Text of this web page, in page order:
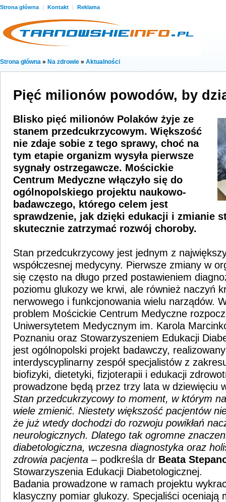
Strona główna | Kontakt | Reklama
Strona główna » Na zdrowie » Aktualności
Pięć milionów powodów, by
Blisko pięć milionów Polaków żyje ze
stanem przedcukrzycowym. Większość
nie zdaje sobie z tego sprawy, choć na
tym etapie organizm wysyła pierwsze
sygnały ostrzegawcze. Mościckie
Centrum Medyczne włączyło się do
ogólnopolskiego projektu naukowo-
badawczego, którego celem jest
sprawdzenie, jak dzięki edukacji i zmianie
skutecznie zatrzymać rozwój choroby.
Stan przedcukrzycowy jest jednym z
współczesnej medycyny. Pierwsze zmiany w
się często na długo przed postawieniem
poziomu glukozy we krwi, ale również naczyń
nerwowego i funkcjonowania wielu narządów.
problem Mościckie Centrum Medyczne
Uniwersytetem Medycznym im. Karola
Poznaniu oraz Stowarzyszeniem Edukacji
jest ogólnopolski projekt badawczy,
interdyscyplinarny zespół specjalistów z
biofizyki, dietetyki, fizjoterapii i edukacji
prowadzone będą przez trzy lata w dziewięciu
Stan przedcukrzycowy to moment, w którym
wiele zmienić. Niestety większość pacjentów
że już wtedy dochodzi do rozwoju powikłań
neurologicznych. Dlatego tak ogromne
diabetologiczna, wczesna diagnostyka oraz
zdrowia pacjenta – podkreśla dr Beata
Stowarzyszenia Edukacji Diabetologicznej.
Badania prowadzone w ramach projektu
klasyczny pomiar glukozy. Specjaliści oceniają